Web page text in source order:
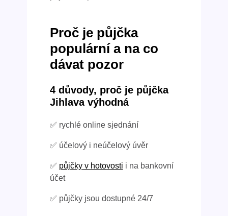
Proč je půjčka
populární a na co
dávat pozor
4 důvody, proč je půjčka
Jihlava výhodná
✅ rychlé online sjednání
✅ účelový i neúčelový úvěr
✅ půjčky v hotovosti i na bankovní
účet
✅ půjčky jsou dostupné 24/7